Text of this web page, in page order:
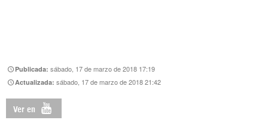
Publicada:sábado, 17 de marzo de 2018 17:19
Actualizada:sábado, 17 de marzo de 2018 21:42
Ver en